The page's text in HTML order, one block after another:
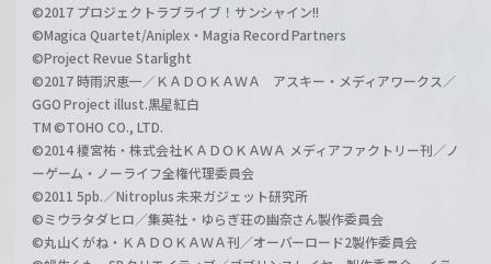
©2017 プロジェクトラブライブ！サンシャイン!!
©Magica Quartet/Aniplex・Magia Record Partners
©Project Revue Starlight
©2017 時雨沢恵一／ＫＡＤＯＫＡＷＡ アスキー・メディアワークス／
GGO Project illust.黒星紅白
TM ©TOHO CO., LTD.
©2014 榎宮祐・株式会社ＫＡＤＯＫＡＷＡ メディアファクトリー刊／ノ
ーゲーム・ノーライフ全権代理委員会
©2011 5pb.／Nitroplus 未来ガジェット研究所
©ミウラタダヒロ／集英社・ゆらぎ荘の幽奈さん製作委員会
©丸山くがね・ＫＡＤＯＫＡＷＡ刊／オーバーロード2製作委員会